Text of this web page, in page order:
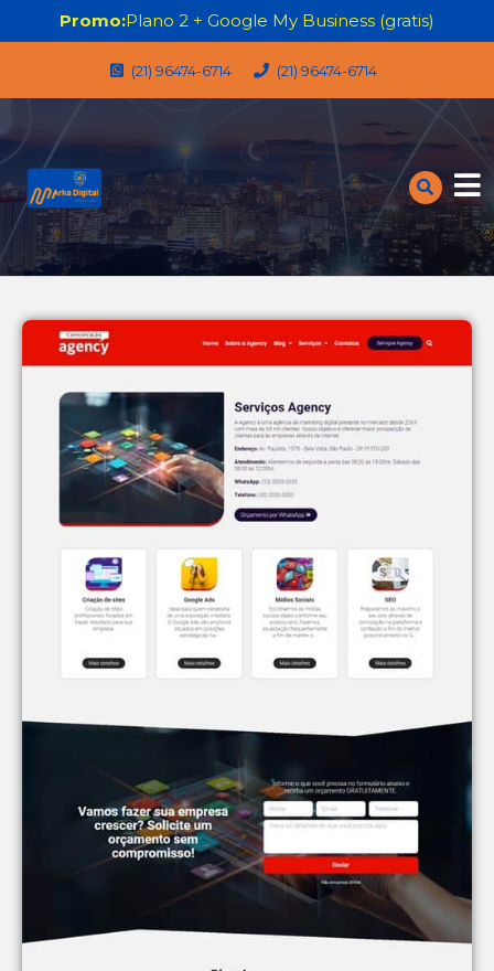
Promo:Plano 2 + Google My Business (gratis)
(21) 96474-6714 (21) 96474-6714